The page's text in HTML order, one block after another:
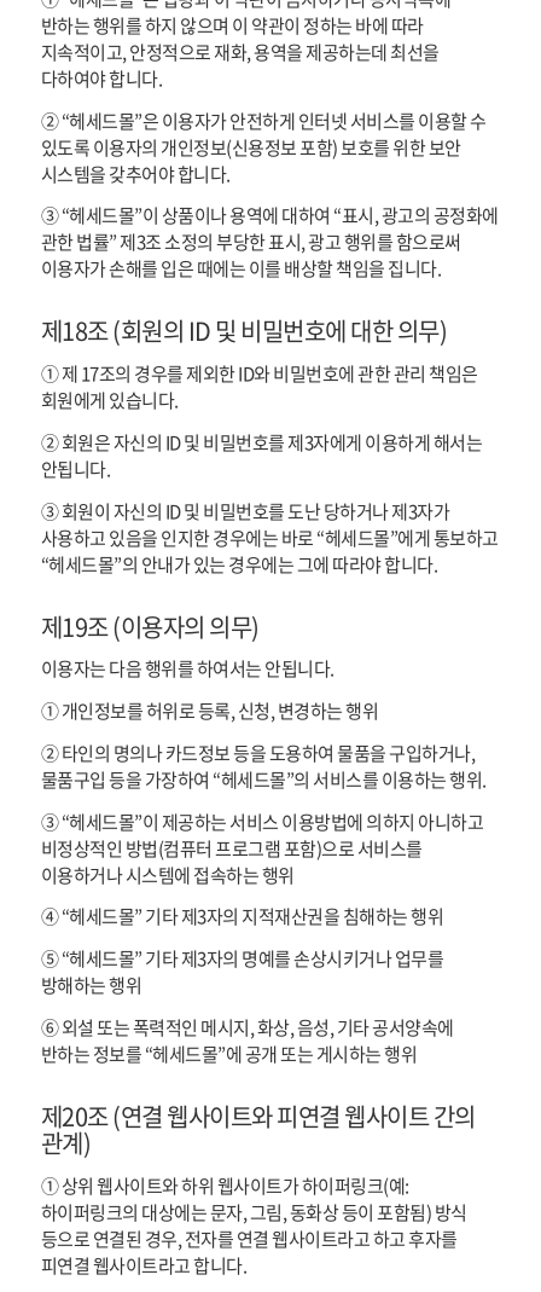
반하는 행위를 하지 않으며 이 약관이 정하는 바에 따라
지속적이고, 안정적으로 재화, 용역을 제공하는데 최선을
다하여야 합니다.
② “헤세드몰”은 이용자가 안전하게 인터넷 서비스를 이용할 수
있도록 이용자의 개인정보(신용정보 포함) 보호를 위한 보안
시스템을 갖추어야 합니다.
③ “헤세드몰”이 상품이나 용역에 대하여 “표시, 광고의 공정화에
관한 법률” 제3조 소정의 부당한 표시, 광고 행위를 함으로써
이용자가 손해를 입은 때에는 이를 배상할 책임을 집니다.
제18조 (회원의 ID 및 비밀번호에 대한 의무)
① 제 17조의 경우를 제외한 ID와 비밀번호에 관한 관리 책임은
회원에게 있습니다.
② 회원은 자신의 ID 및 비밀번호를 제3자에게 이용하게 해서는
안됩니다.
③ 회원이 자신의 ID 및 비밀번호를 도난 당하거나 제3자가
사용하고 있음을 인지한 경우에는 바로 “헤세드몰”에게 통보하고
“헤세드몰”의 안내가 있는 경우에는 그에 따라야 합니다.
제19조 (이용자의 의무)
이용자는 다음 행위를 하여서는 안됩니다.
① 개인정보를 허위로 등록, 신청, 변경하는 행위
② 타인의 명의나 카드정보 등을 도용하여 물품을 구입하거나,
물품구입 등을 가장하여 “헤세드몰”의 서비스를 이용하는 행위.
③ “헤세드몰”이 제공하는 서비스 이용방법에 의하지 아니하고
비정상적인 방법(컴퓨터 프로그램 포함)으로 서비스를
이용하거나 시스템에 접속하는 행위
④ “헤세드몰” 기타 제3자의 지적재산권을 침해하는 행위
⑤ “헤세드몰” 기타 제3자의 명예를 손상시키거나 업무를
방해하는 행위
⑥ 외설 또는 폭력적인 메시지, 화상, 음성, 기타 공서양속에
반하는 정보를 “헤세드몰”에 공개 또는 게시하는 행위
제20조 (연결 웹사이트와 피연결 웹사이트 간의
관계)
① 상위 웹사이트와 하위 웹사이트가 하이퍼링크(예:
하이퍼링크의 대상에는 문자, 그림, 동화상 등이 포함됨) 방식
등으로 연결된 경우, 전자를 연결 웹사이트라고 하고 후자를
피연결 웹사이트라고 합니다.